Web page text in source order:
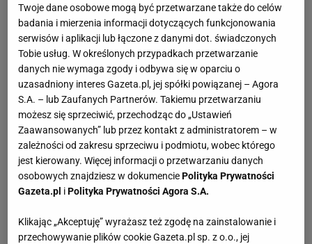
Twoje dane osobowe mogą być przetwarzane także do celów
badania i mierzenia informacji dotyczących funkcjonowania
serwisów i aplikacji lub łączone z danymi dot. świadczonych
Tobie usług. W określonych przypadkach przetwarzanie
danych nie wymaga zgody i odbywa się w oparciu o
uzasadniony interes Gazeta.pl, jej spółki powiązanej – Agora
S.A. – lub Zaufanych Partnerów. Takiemu przetwarzaniu
możesz się sprzeciwić, przechodząc do „Ustawień
Zaawansowanych” lub przez kontakt z administratorem – w
zależności od zakresu sprzeciwu i podmiotu, wobec którego
jest kierowany. Więcej informacji o przetwarzaniu danych
osobowych znajdziesz w dokumenciePolityka Prywatności
Gazeta.pl iPolityka Prywatności Agora S.A.
Klikając „Akceptuję” wyrażasz też zgodę na zainstalowanie i
przechowywanie plików cookie Gazeta.pl sp. z o.o., jej